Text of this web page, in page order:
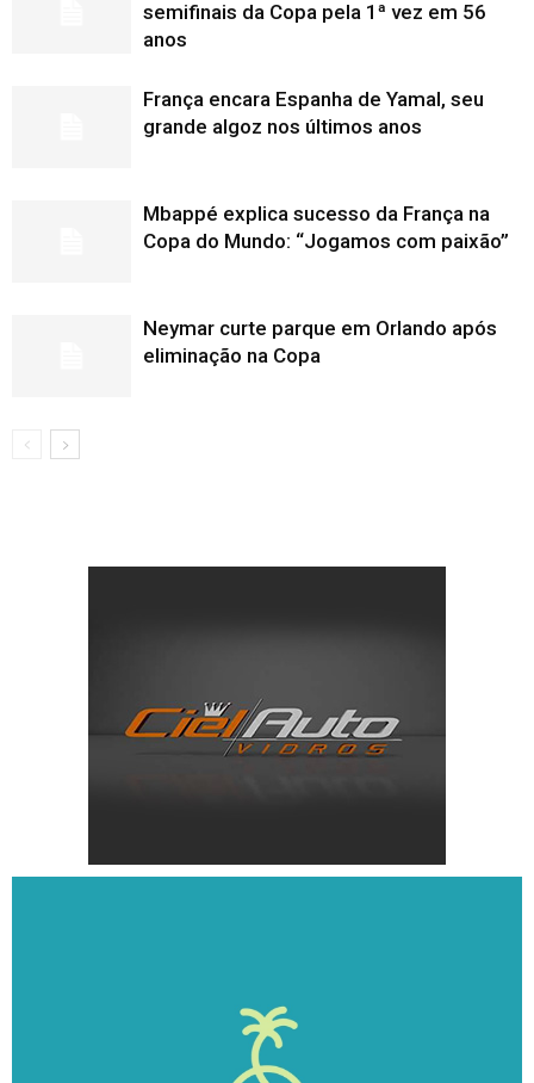
semifinais da Copa pela 1ª vez em 56
anos
França encara Espanha de Yamal, seu
grande algoz nos últimos anos
Mbappé explica sucesso da França na
Copa do Mundo: “Jogamos com paixão”
Neymar curte parque em Orlando após
eliminação na Copa